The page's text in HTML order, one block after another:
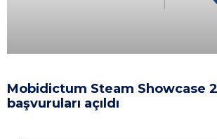
Mobidictum Steam Showcase
başvuruları açıldı